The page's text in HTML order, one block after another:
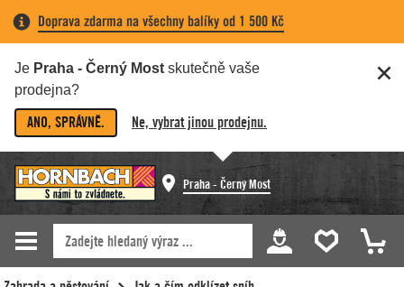
Doprava zdarma na všechny balíky od 1 500 Kč
Je Praha - Černý Most skutečně vaše
prodejna?
ANO, SPRÁVNĚ. Ne, vybrat jinou prodejnu.
Praha - Černý Most